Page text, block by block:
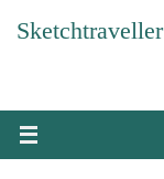
InhaltSketchtraveller